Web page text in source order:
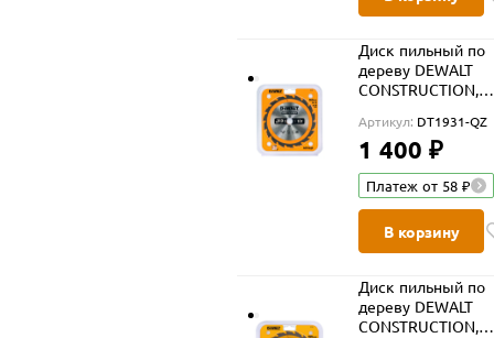
Диск пильный по
дереву DEWALT
CONSTRUCTION,
QZ)
Артикул: DT1931-QZ
1 400 ₽
Платеж от 58 ₽
В корзину
Диск пильный по
дереву DEWALT
CONSTRUCTION,